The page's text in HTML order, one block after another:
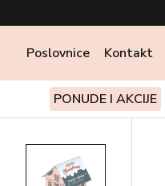
Poslovnice Kontakt
PONUDE I AKCIJE